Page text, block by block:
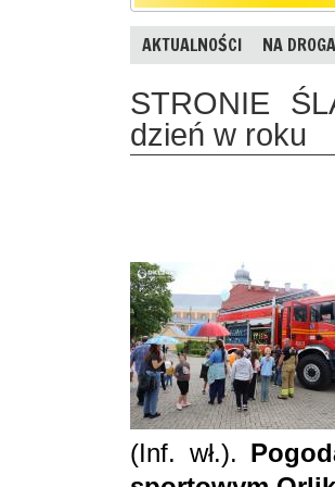
AKTUALNOŚCI NA
STRONIE
dzień w roku
(Inf. wł.).